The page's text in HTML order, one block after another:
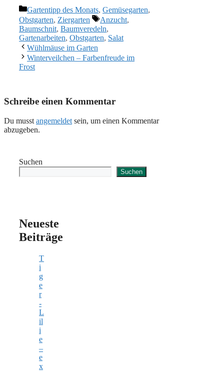
Kategorien
Gartentipp des Monats, Gemüsegarten,
Obstgarten, Ziergarten Schlagwörter
Anzucht,
Baumschnit, Baumveredeln,
Gartenarbeiten, Obstgarten, Salat
Wühlmäuse im Garten
Winterveilchen – Farbenfreude im
Frost
Schreibe einen Kommentar
Du musst angemeldet sein, um einen Kommentar
abzugeben.
Suchen
Suchen
Neueste
Beiträge
T
i
g
e
r
-
L
il
i
e
–
e
x